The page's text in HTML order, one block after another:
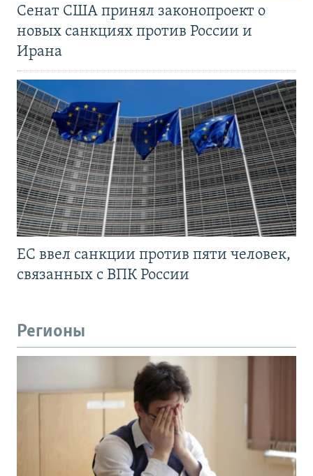
Сенат США принял законопроект о
новых санкциях против России и
Ирана
ЕС ввел санкции против пяти человек,
связанных с ВПК России
Регионы